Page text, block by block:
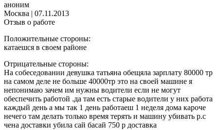
аноним
Москва | 07.11.2013
Отзыв о работе
Положительные стороны:
катаешся в своем районе
Отрицательные стороны:
На собеседовании девушка татьяна обещяла зарплату 80000 тр
на самом деле не больше 40000тр это на своей машине я
непонимаю зачем им нужны водители если не могут
обеспечить работой .да там есть старые водители у них работа
каждый день а мы так 1 день работаеш 1 неделя дома кароче
нечего там делать только время терять и машину убивать р.с
чена доставки убила сай басай 750 р доставка